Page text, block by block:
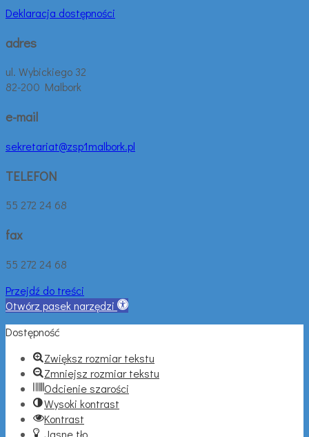
Deklaracja dostępności
adres
ul. Wybickiego 32
82-200 Malbork
e-mail
sekretariat@zsp1malbork.pl
TELEFON
55 272 24 68
fax
55 272 24 68
Przejdź do treści
Otwórz pasek narzędzi
Dostępność
Zwiększ rozmiar tekstu
Zmniejsz rozmiar tekstu
Odcienie szarości
Wysoki kontrast
Kontrast
Jasne tło